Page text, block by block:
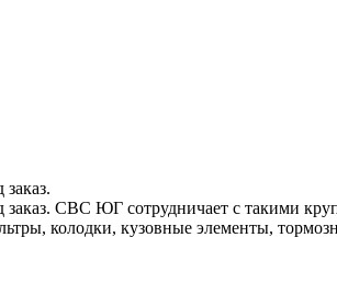
СВС ЮГ сотрудничает с такими
колодки, кузовные элементы,